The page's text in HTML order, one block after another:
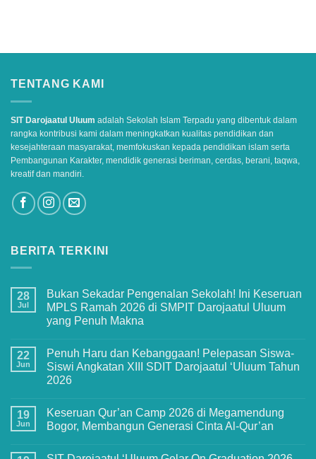
TENTANG KAMI
SIT Darojaatul Uluum adalah Sekolah Islam Terpadu yang dibentuk dalam
rangka kontribusi kami dalam meningkatkan kualitas pendidikan dan
kesejahteraan masyarakat, memfokuskan kepada pendidikan islam serta
Pembangunan Karakter, mendidik generasi beriman, cerdas, berani, taqwa,
kreatif dan mandiri.
BERITA TERKINI
28
Jul
Bukan Sekadar Pengenalan Sekolah! Ini Keseruan
MPLS Ramah 2026 di SMPIT Darojaatul Uluum
yang Penuh Makna
on
Bukan
Sekadar
Pengenalan
Keseruan
MPLS
Ramah
SMPIT
22
Jun
Penuh Haru dan Kebanggaan! Pelepasan Siswa-
Siswi Angkatan XIII SDIT Darojaatul ‘Uluum Tahun
2026
on
Penuh
Haru
19
Jun
Keseruan Qur’an Camp 2026 di Megamendung
Bogor, Membangun Generasi Cinta Al-Qur’an